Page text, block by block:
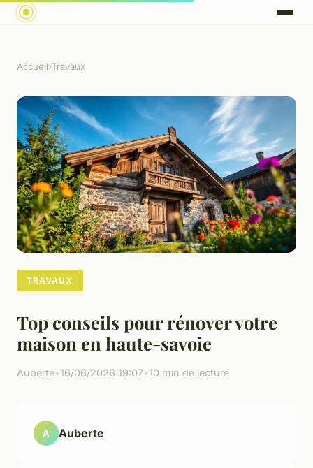
Accueil›Travaux
TRAVAUX
Top conseils pour rénover votre
maison en haute-savoie
Auberte•16/06/2026 19:07•10 min de lecture
A Auberte